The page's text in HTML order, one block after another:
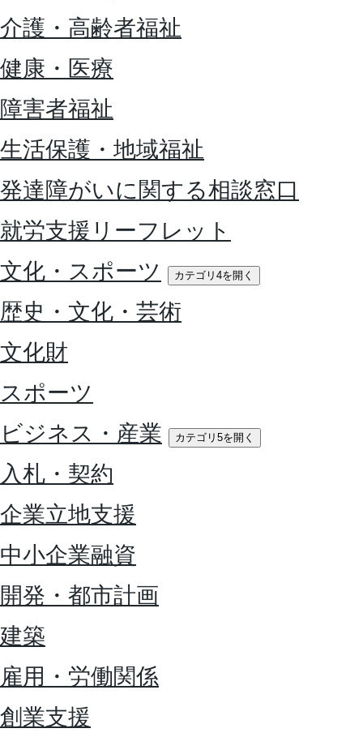
介護・高齢者福祉
健康・医療
障害者福祉
生活保護・地域福祉
発達障がいに関する相談窓口
就労支援リーフレット
文化・スポーツ
カテゴリ4を開く
歴史・文化・芸術
文化財
スポーツ
ビジネス・産業
カテゴリ5を開く
入札・契約
企業立地支援
中小企業融資
開発・都市計画
建築
雇用・労働関係
創業支援